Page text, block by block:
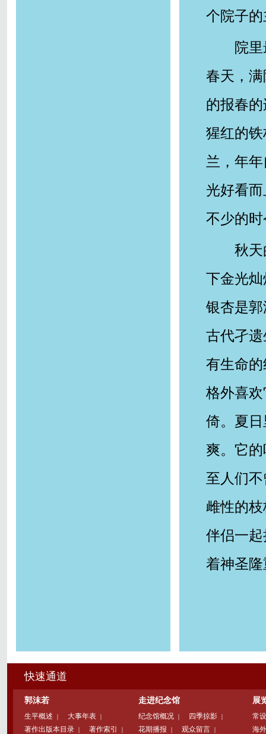
个院子
院
春天，
的报春
猩红的
兰，年
光好看
不少的
秋
下金光
银杏是
古代孑
有生命
格外喜
倚。夏
爽。它
至人们
雌性的
伴侣一
着神圣
快速通道
郭沫若
生平概述 ｜ 大事年表 ｜
著作出版本目录 ｜ 著作索引 ｜
走进纪念馆
纪念馆概况 ｜ 四季掠影 ｜
花期播报 ｜ 观众留言 ｜
展
常
海